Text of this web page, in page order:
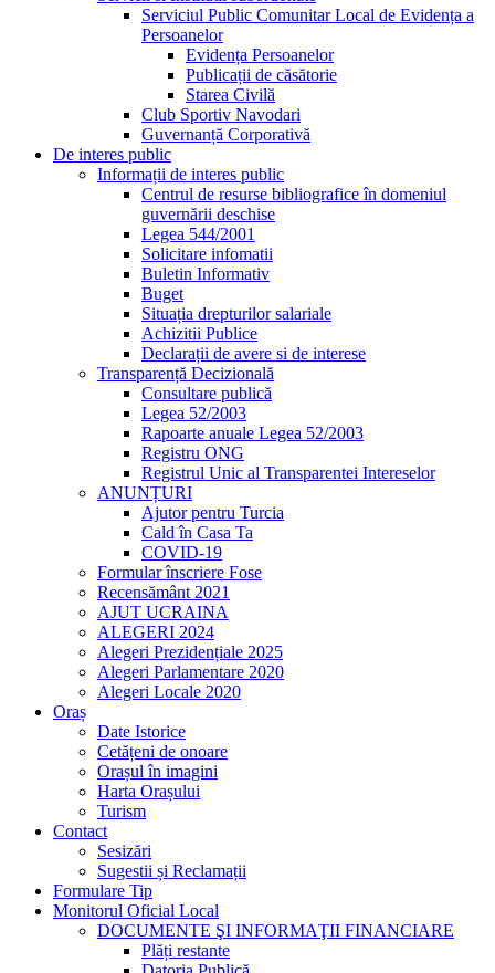
Serviciul Public Comunitar Local de Evidența a
Persoanelor
Evidența Persoanelor
Publicații de căsătorie
Starea Civilă
Club Sportiv Navodari
Guvernanță Corporativă
De interes public
Informații de interes public
Centrul de resurse bibliografice în domeniul
guvernării deschise
Legea 544/2001
Solicitare infomatii
Buletin Informativ
Buget
Situația drepturilor salariale
Achizitii Publice
Declarații de avere si de interese
Transparență Decizională
Consultare publică
Legea 52/2003
Rapoarte anuale Legea 52/2003
Registru ONG
Registrul Unic al Transparentei Intereselor
ANUNȚURI
Ajutor pentru Turcia
Cald în Casa Ta
COVID-19
Formular înscriere Fose
Recensământ 2021
AJUT UCRAINA
ALEGERI 2024
Alegeri Prezidențiale 2025
Alegeri Parlamentare 2020
Alegeri Locale 2020
Oraș
Date Istorice
Cetățeni de onoare
Orașul în imagini
Harta Orașului
Turism
Contact
Sesizări
Sugestii și Reclamații
Formulare Tip
Monitorul Oficial Local
DOCUMENTE ŞI INFORMAŢII FINANCIARE
Plăți restante